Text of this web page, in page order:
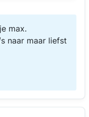
max.
naar maar liefst